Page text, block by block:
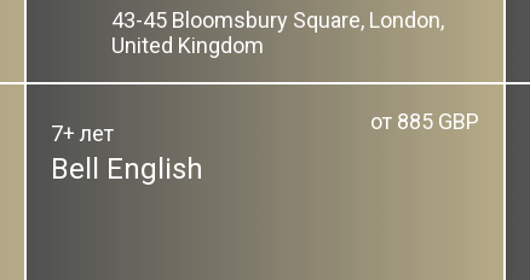
43-45 Bloomsbury Square, London,
United Kingdom
7+ лет
Bell English
от 885 GBP